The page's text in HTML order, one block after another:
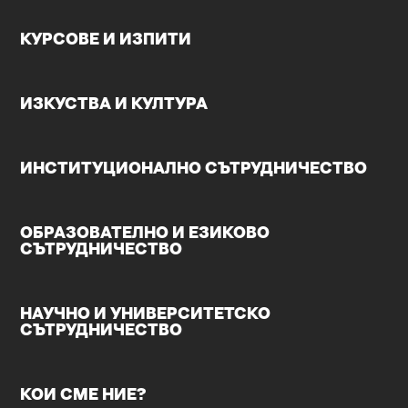
КУРСОВЕ И ИЗПИТИ
ИЗКУСТВА И КУЛТУРА
ИНСТИТУЦИОНАЛНО СЪТРУДНИЧЕСТВО
ОБРАЗОВАТЕЛНО И ЕЗИКОВО
СЪТРУДНИЧЕСТВО
НАУЧНО И УНИВЕРСИТЕТСКО
СЪТРУДНИЧЕСТВО
КОИ СМЕ НИЕ?